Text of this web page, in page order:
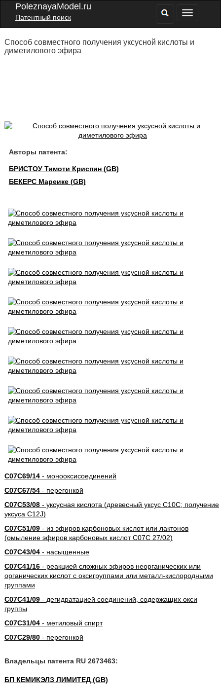
PoleznayaModel.ru
Патентный поиск
Способ совместного получения уксусной кислоты и
диметилового эфира
Авторы патента:
БРИСТОУ Тимоти Криспин (GB)
БЕКЕРС Мареике (GB)
C07C69/14- монооксисоединений
C07C67/54- перегонкой
C07C53/08- уксусная кислота (древесный уксус C10C; получение
уксуса C12J)
C07C51/09- из эфиров карбоновых кислот или лактонов
(омыление эфиров карбоновых кислот C07C 27/02)
C07C43/04- насыщенные
C07C41/16- реакцией сложных эфиров неорганических или
органических кислот с оксигруппами или металл-кислородными
группами
C07C41/09- дегидратацией соединений, содержащих окси
группы
C07C31/04- метиловый спирт
C07C29/80- перегонкой
Владельцы патента RU 2673463:
БП КЕМИКЭЛЗ ЛИМИТЕД (GB)